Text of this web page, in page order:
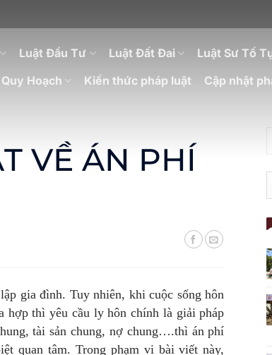
Luật Đầu Tư Luật Đất Đai Luật Sư Tố
Hoạch Kiến thức pháp luật Cập nhật
VỀ ÁN PHÍ
gia đình. Tuy nhiên, khi cuộc sống hôn
hợp thì yêu cầu ly hôn chính là giải pháp
tài sản chung, nợ chung….thì án phí
quan tâm. Trong phạm vi bài viết này,